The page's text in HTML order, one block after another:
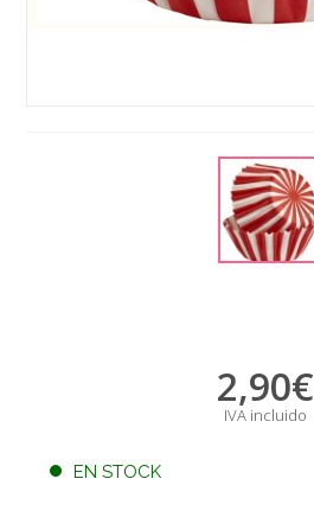
2,90€
IVA incluido
EN STOCK